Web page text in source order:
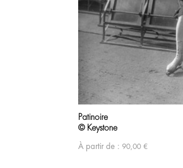
Patinoire
© Keystone
À partir de : 90,00 €